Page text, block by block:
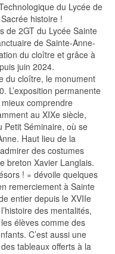
du Lycée de
histoire !
de 2GT du Lycée Sainte
de Sainte-Anne-
du cloître et grâce à
juin 2024.
du cloître, le monument
L’exposition permanente
comprendre
au XIXe siècle,
Petit Séminaire, où se
Haut lieu de la
des costumes
breton Xavier Langlais.
! » dévoile quelques
remerciement à Sainte
entier depuis le XVIIe
des mentalités,
élèves comme des
C’est aussi une
tableaux offerts à la